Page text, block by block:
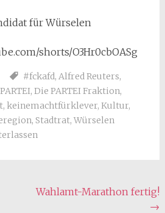
für Würselen
shorts/O3Hr0cbOASg
#fckafd, Alfred Reuters,
, Die PARTEI Fraktion,
, keinemachtfürklever, Kultur,
, Stadtrat, Würselen
Wahlamt-Marathon fertig!
→